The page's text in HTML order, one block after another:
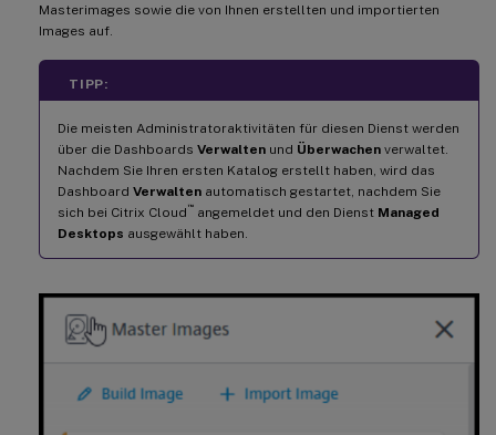
Masterimages sowie die von Ihnen erstellten und importierten
Images auf.
TIPP:
Die meisten Administratoraktivitäten für diesen Dienst werden
über die Dashboards Verwalten und Überwachen verwaltet.
Nachdem Sie Ihren ersten Katalog erstellt haben, wird das
Dashboard Verwalten automatisch gestartet, nachdem Sie
sich bei Citrix Cloud ™ angemeldet und den Dienst Managed
Desktops ausgewählt haben.